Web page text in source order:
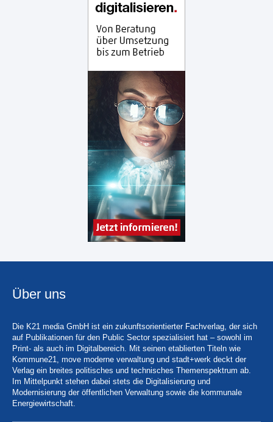
Über uns
Die K21 media GmbH ist ein zukunftsorientierter Fachverlag, der sich
auf Publikationen für den Public Sector spezialisiert hat – sowohl im
Print- als auch im Digitalbereich. Mit seinen etablierten Titeln wie
Kommune21, move moderne verwaltung und stadt+werk deckt der
Verlag ein breites politisches und technisches Themenspektrum ab.
Im Mittelpunkt stehen dabei stets die Digitalisierung und
Modernisierung der öffentlichen Verwaltung sowie die kommunale
Energiewirtschaft.